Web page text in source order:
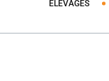
ÉLEVAGES